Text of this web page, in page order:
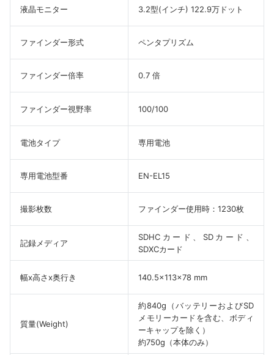
液晶モニター 3.2型(インチ) 122.9万ドット
ファインダー形式 ペンタプリズム
ファインダー倍率 0.7 倍
ファインダー視野率 100/100
電池タイプ 専用電池
専用電池型番 EN-EL15
撮影枚数 ファインダー使用時：1230枚
記録メディア
SDHCカード、SDカード、
SDXCカード
幅x高さx奥行き 140.5x113x78 mm
質量(Weight)
約840g（バッテリーおよびSD
メモリーカードを含む、ボディ
ーキャップを除く）
約750g（本体のみ）